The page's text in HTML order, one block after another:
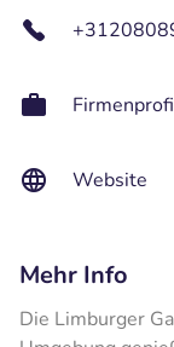
Website
Mehr Info
Die Limburger